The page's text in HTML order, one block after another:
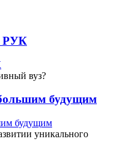
РУК
вуз?
будущим
уникального